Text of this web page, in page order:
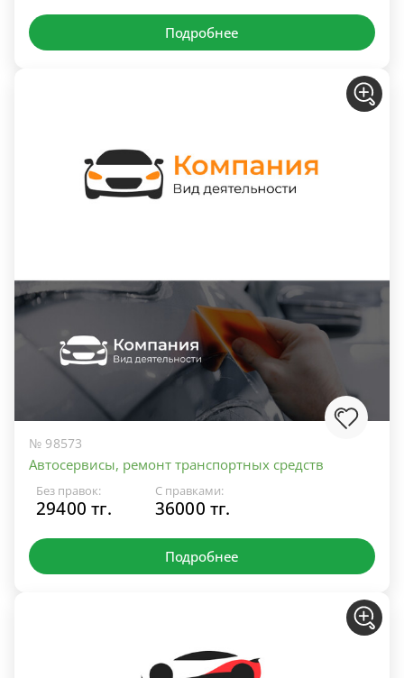
Подробнее
№ 98573
Автосервисы, ремонт транспортных средств
Без правок:
29400 тг.
С правками:
36000 тг.
Подробнее